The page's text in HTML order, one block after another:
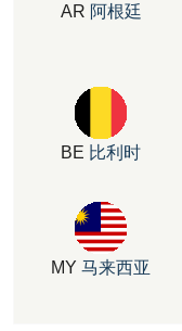
AR 阿根廷
BE 比利时
MY 马来西亚